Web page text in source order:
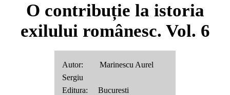
O contribuție la istoria
exilului românesc. Vol. 6
Autor: Marinescu Aurel
Sergiu
Editura: Bucuresti